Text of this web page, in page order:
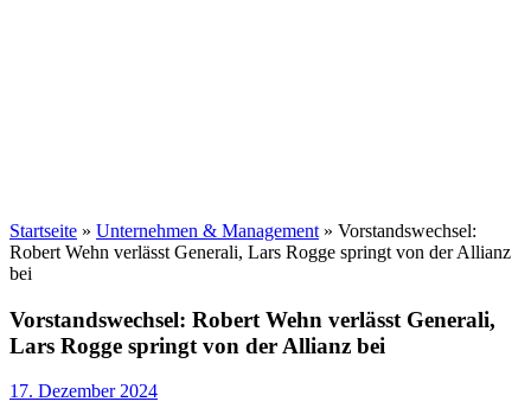
Startseite » Unternehmen & Management » Vorstandswechsel:
Robert Wehn verlässt Generali, Lars Rogge springt von der Allianz
bei
Vorstandswechsel: Robert Wehn verlässt Generali,
Lars Rogge springt von der Allianz bei
17. Dezember 2024